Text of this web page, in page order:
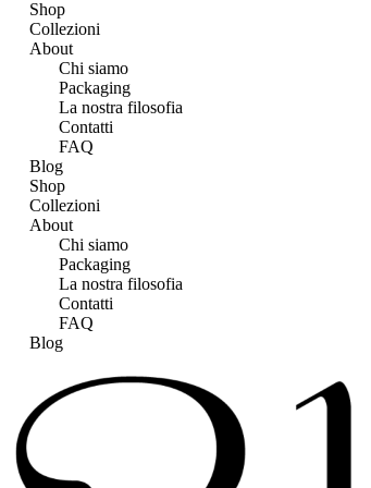
Shop
Collezioni
About
Chi siamo
Packaging
La nostra filosofia
Contatti
FAQ
Blog
Shop
Collezioni
About
Chi siamo
Packaging
La nostra filosofia
Contatti
FAQ
Blog